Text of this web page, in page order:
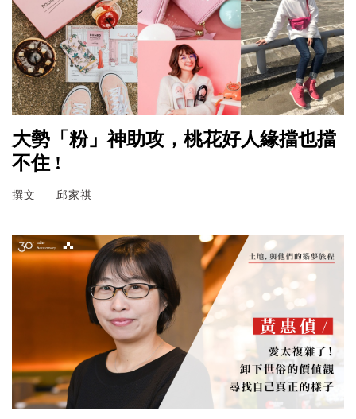
大勢「粉」神助攻，桃花好人緣擋也擋
不住 !
撰文 邱家祺